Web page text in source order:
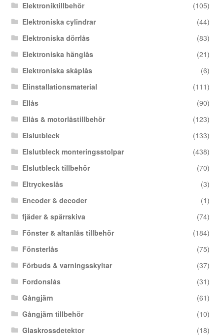
Elektroniktillbehör
(105)
Elektroniska cylindrar
(44)
Elektroniska dörrlås
(83)
Elektroniska hänglås
(21)
Elektroniska skåplås
(6)
Elinstallationsmaterial
(111)
Ellås
(90)
Ellås & motorlåstillbehör
(123)
Elslutbleck
(133)
Elslutbleck monteringsstolpar
(438)
Elslutbleck tillbehör
(70)
Eltryckeslås
(3)
Encoder & decoder
(1)
fjäder & spärrskiva
(74)
Fönster & altanlås tillbehör
(184)
Fönsterlås
(75)
Förbuds & varningsskyltar
(37)
Fordonslås
(31)
Gångjärn
(61)
Gångjärn tillbehör
(10)
Glaskrossdetektor
(18)